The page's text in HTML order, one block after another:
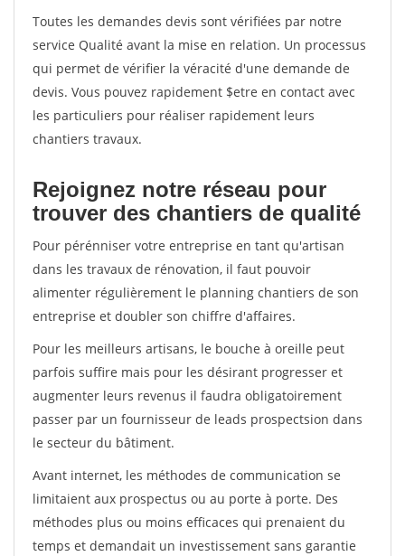
Toutes les demandes devis sont vérifiées par notre
service Qualité avant la mise en relation. Un processus
qui permet de vérifier la véracité d'une demande de
devis. Vous pouvez rapidement $etre en contact avec
les particuliers pour réaliser rapidement leurs
chantiers travaux.
Rejoignez notre réseau pour
trouver des chantiers de qualité
Pour pérénniser votre entreprise en tant qu'artisan
dans les travaux de rénovation, il faut pouvoir
alimenter régulièrement le planning chantiers de son
entreprise et doubler son chiffre d'affaires.
Pour les meilleurs artisans, le bouche à oreille peut
parfois suffire mais pour les désirant progresser et
augmenter leurs revenus il faudra obligatoirement
passer par un fournisseur de leads prospectsion dans
le secteur du bâtiment.
Avant internet, les méthodes de communication se
limitaient aux prospectus ou au porte à porte. Des
méthodes plus ou moins efficaces qui prenaient du
temps et demandait un investissement sans garantie